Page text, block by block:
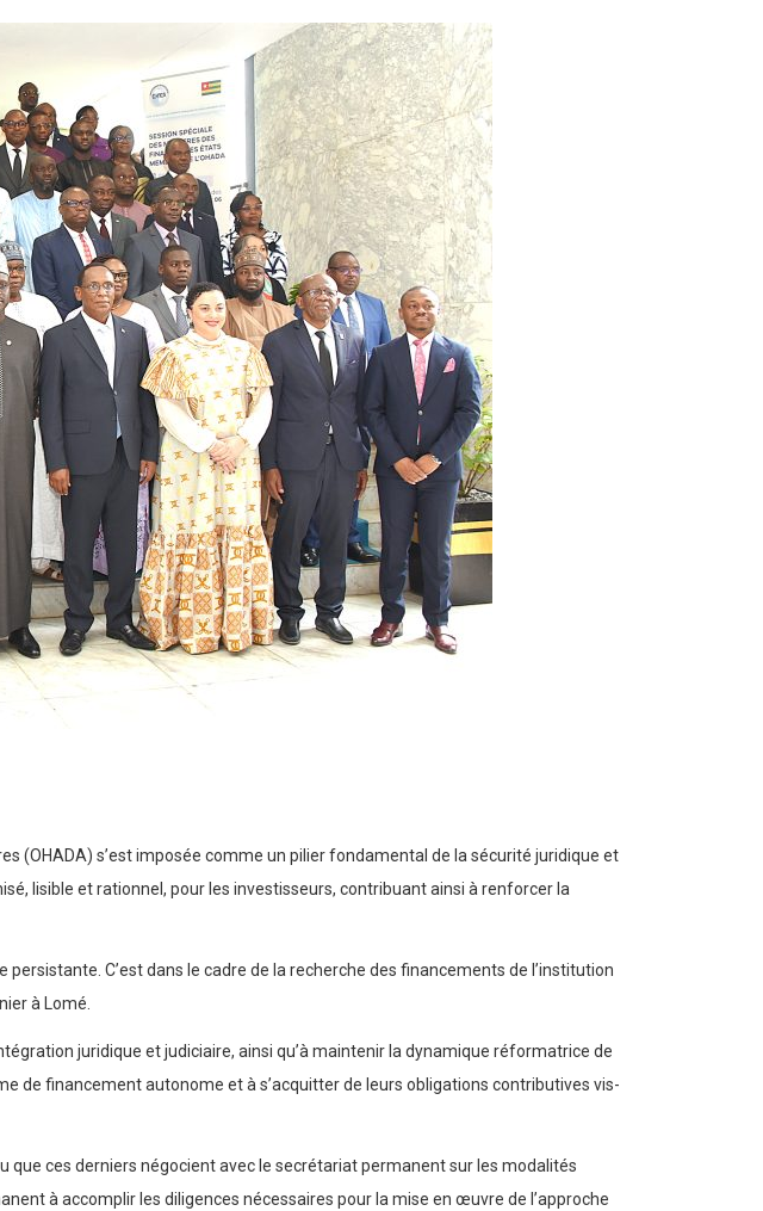
(OHADA) s’est imposée comme un pilier fondamental de la sécurité juridique et
lisible et rationnel, pour les investisseurs, contribuant ainsi à renforcer la
C’est dans le cadre de la recherche des financements de l’institution
à Lomé.
juridique et judiciaire, ainsi qu’à maintenir la dynamique réformatrice de
de financement autonome et à s’acquitter de leurs obligations contributives vis-
que ces derniers négocient avec le secrétariat permanent sur les modalités
à accomplir les diligences nécessaires pour la mise en œuvre de l’approche